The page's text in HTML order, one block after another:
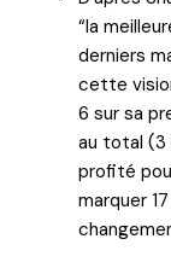
“la
derniers
cette
6 sur sa
au total (3
profité
marquer